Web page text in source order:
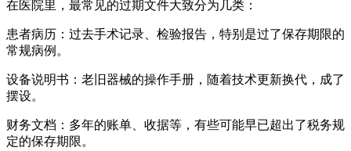
在医院里，最常见的过期文件大致分为几类：
患者病历：过去手术记录、检验报告，特别是过了保存期限的
常规病例。
设备说明书：老旧器械的操作手册，随着技术更新换代，成了
摆设。
财务文档：多年的账单、收据等，有些可能早已超出了税务规
定的保存期限。